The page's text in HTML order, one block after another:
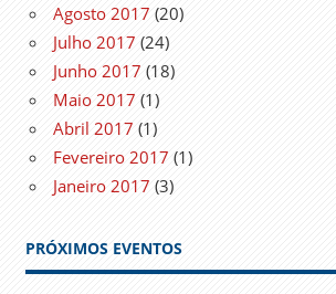
Agosto 2017 (20)
Julho 2017 (24)
Junho 2017 (18)
Maio 2017 (1)
Abril 2017 (1)
Fevereiro 2017 (1)
Janeiro 2017 (3)
PRÓXIMOS EVENTOS